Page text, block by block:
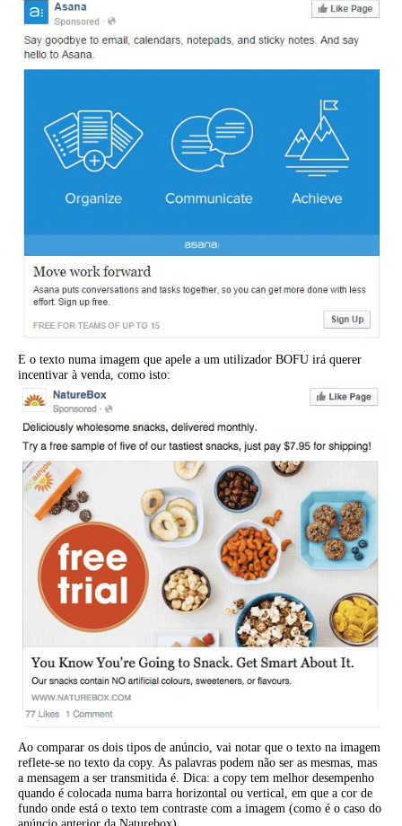
E o texto numa imagem que apele a um utilizador BOFU irá querer
incentivar à venda, como isto:
Ao comparar os dois tipos de anúncio, vai notar que o texto na imagem
reflete-se no texto da copy. As palavras podem não ser as mesmas, mas
a mensagem a ser transmitida é. Dica: a copy tem melhor desempenho
quando é colocada numa barra horizontal ou vertical, em que a cor de
fundo onde está o texto tem contraste com a imagem (como é o caso do